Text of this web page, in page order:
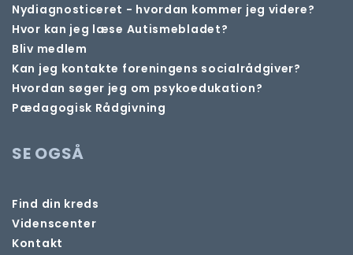
Nydiagnosticeret - hvordan kommer jeg videre?
Hvor kan jeg læse Autismebladet?
Bliv medlem
Kan jeg kontakte foreningens socialrådgiver?
Hvordan søger jeg om psykoedukation?
Pædagogisk Rådgivning
SE OGSÅ
Find din kreds
Videnscenter
Kontakt